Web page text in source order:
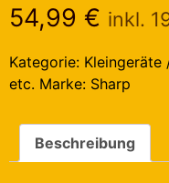
54,99 € inkl.
Kategorie: Kleingeräte
etc. Marke: Sharp
Beschreibung